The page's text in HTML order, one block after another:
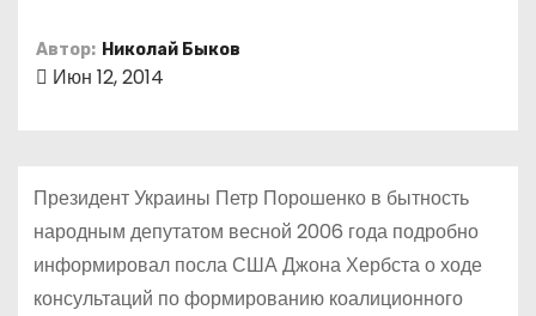
Автор: Николай Быков
Июн 12, 2014
Президент Украины Петр Порошенко в бытность
народным депутатом весной 2006 года подробно
информировал посла США Джона Хербста о ходе
консультаций по формированию коалиционного